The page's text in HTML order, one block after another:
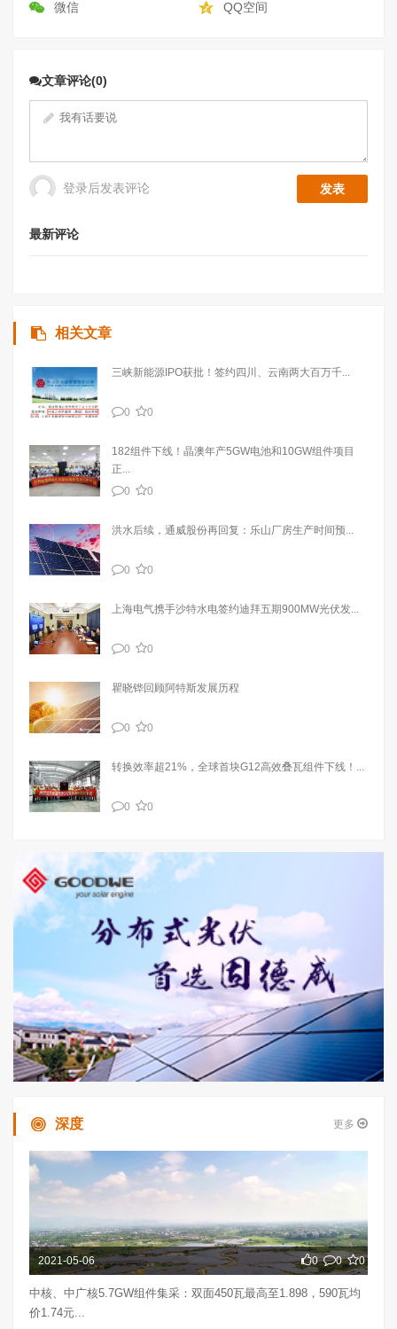
微信 QQ空间
文章评论(0)
登录后发表评论
最新评论
相关文章
三峡新能源IPO获批！签约四川、云南两大百万千...
0 0
182组件下线！晶澳年产5GW电池和10GW组件项目
正...
0
0
洪水后续，通威股份再回复：乐山厂房生产时间预...
0 0
上海电气携手沙特水电签约迪拜五期900MW光伏发...
0 0
瞿晓铧回顾阿特斯发展历程
0 0
转换效率超21%，全球首块G12高效叠瓦组件下线！...
0 0
深度 更多
2021-05-06 0 0 0
中核、中广核5.7GW组件集采：双面450瓦最高至1.898，590瓦均
价1.74元...